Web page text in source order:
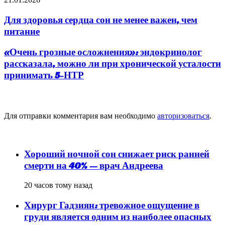
Для здоровья сердца сон не менее важен, чем
питание
«Очень грозные осложнения»: эндокринолог
рассказала, можно ли при хронической усталости
принимать 5-НТР
Для отправки комментария вам необходимо авторизоваться.
Хороший ночной сон снижает риск ранней
смерти на 40% — врач Андреева
20 часов тому назад
Хирург Гадзиян: тревожное ощущение в
груди является одним из наиболее опасных